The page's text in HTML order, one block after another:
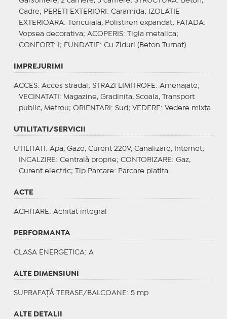
Cadre; PERETI EXTERIORI : Caramida;
IZOLATIE
EXTERIOARA: Tencuiala, Polistiren expandat; FATADA:
Vopsea decorativa; ACOPERIS: Tigla metalica;
CONFORT : I; FUNDATIE : Cu Ziduri (Beton Turnat)
IMPREJURIMI
ACCES: Acces stradal; STRAZI LIMITROFE : Amenajate;
VECINATATI : Magazine, Gradinita, Scoala, Transport
public, Metrou; ORIENTARI : Sud; VEDERE : Vedere mixta
UTILITATI/SERVICII
UTILITATI : Apa, Gaze, Curent 220V, Canalizare, Internet;
INCALZIRE : Centrală proprie; CONTORIZARE : Gaz,
Curent electric;
Tip Parcare: Parcare platita
ACTE
ACHITARE : Achitat integral
PERFORMANTA
CLASA ENERGETICA: A
ALTE DIMENSIUNI
SUPRAFAȚĂ TERASE/BALCOANE: 5 mp
ALTE DETALII